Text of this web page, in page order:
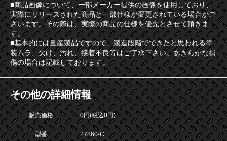
■商品画像について、一部メーカー提供の画像を使用しており、
実際にリリースされた商品と一部仕様が変更されている場合がご
ざいます。その際は、実際の商品の仕様を優先とさせて頂きま
す。
■基本的には量産製品ですので、製造段階でできたと思われる塗
装ムラ、欠け、汚れ、接着不良等はご了承下さい。あきらかな損
傷の場合は記載しております。
その他の詳細情報
販売価格 0円(税込0円)
型番 27860-C